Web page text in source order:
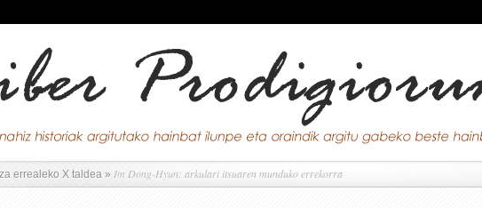
errealeko X taldea » Im Dong-Hyun: arkulari itsuaren munduko errekorra